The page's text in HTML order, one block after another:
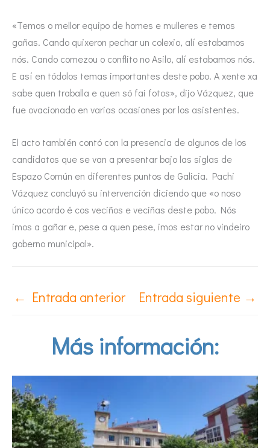
«Temos o mellor equipo de homes e mulleres e temos
gañas. Cando quixeron pechar un colexio, alí estabamos
nós. Cando comezou o conflito no Asilo, alí estabamos nós.
E así en tódolos temas importantes deste pobo. A xente xa
sabe quen traballa e quen só fai fotos», dijo Vázquez, que
fue ovacionado en varias ocasiones por los asistentes.
El acto también contó con la presencia de algunos de los
candidatos que se van a presentar bajo las siglas de
Espazo Común en diferentes puntos de Galicia. Pachi
Vázquez concluyó su intervención diciendo que «o noso
único acordo é cos veciños e veciñas deste pobo. Nós
imos a gañar e, pese a quen pese, imos estar no vindeiro
goberno municipal».
← Entrada anterior Entrada siguiente →
Más información: